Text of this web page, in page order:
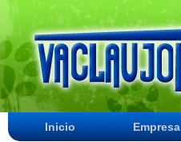
Inicio Empresa